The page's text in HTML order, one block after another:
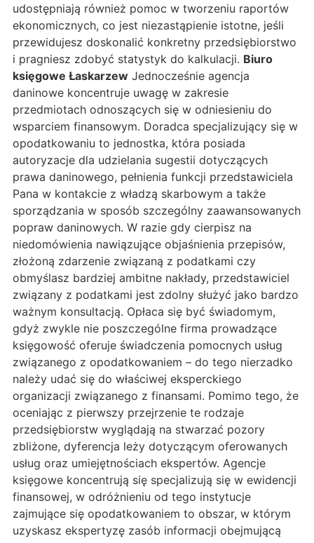
udostępniają również pomoc w tworzeniu raportów
ekonomicznych, co jest niezastąpienie istotne, jeśli
przewidujesz doskonalić konkretny przedsiębiorstwo
i pragniesz zdobyć statystyk do kalkulacji. Biuro
księgowe Łaskarzew Jednocześnie agencja
daninowe koncentruje uwagę w zakresie
przedmiotach odnoszących się w odniesieniu do
wsparciem finansowym. Doradca specjalizujący się w
opodatkowaniu to jednostka, która posiada
autoryzacje dla udzielania sugestii dotyczących
prawa daninowego, pełnienia funkcji przedstawiciela
Pana w kontakcie z władzą skarbowym a także
sporządzania w sposób szczególny zaawansowanych
popraw daninowych. W razie gdy cierpisz na
niedomówienia nawiązujące objaśnienia przepisów,
złożoną zdarzenie związaną z podatkami czy
obmyślasz bardziej ambitne nakłady, przedstawiciel
związany z podatkami jest zdolny służyć jako bardzo
ważnym konsultacją. Opłaca się być świadomym,
gdyż zwykle nie poszczególne firma prowadzące
księgowość oferuje świadczenia pomocnych usług
związanego z opodatkowaniem – do tego nierzadko
należy udać się do właściwej eksperckiego
organizacji związanego z finansami. Pomimo tego, że
oceniając z pierwszy przejrzenie te rodzaje
przedsiębiorstw wyglądają na stwarzać pozory
zbliżone, dyferencja leży dotyczącym oferowanych
usług oraz umiejętnościach ekspertów. Agencje
księgowe koncentrują się specjalizują się w ewidencji
finansowej, w odróżnieniu od tego instytucje
zajmujące się opodatkowaniem to obszar, w którym
uzyskasz ekspertyzę zasób informacji obejmującą